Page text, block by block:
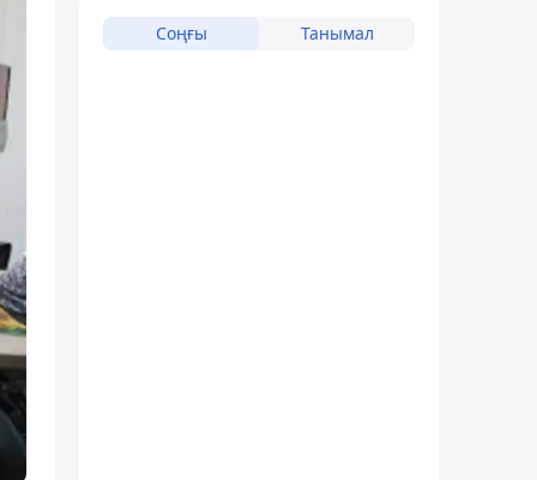
Соңғы Танымал